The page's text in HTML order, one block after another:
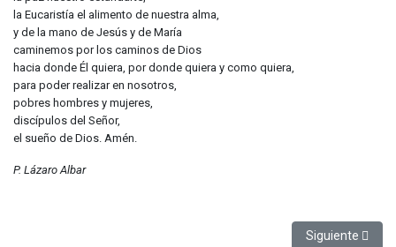
la Eucaristía el alimento de nuestra alma,
y de la mano de Jesús y de María
caminemos por los caminos de Dios
hacia donde Él quiera, por donde quiera y como quiera,
para poder realizar en nosotros,
pobres hombres y mujeres,
discípulos del Señor,
el sueño de Dios. Amén.
P. Lázaro Albar
Artículo
Siguiente